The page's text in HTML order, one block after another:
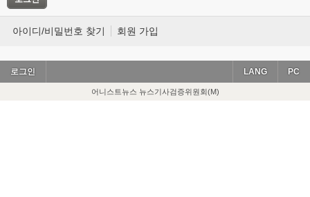
아이디/비밀번호 찾기 회원 가입
로그인 PC
LANG
어니스트뉴스 뉴스기사검증위원회(M)